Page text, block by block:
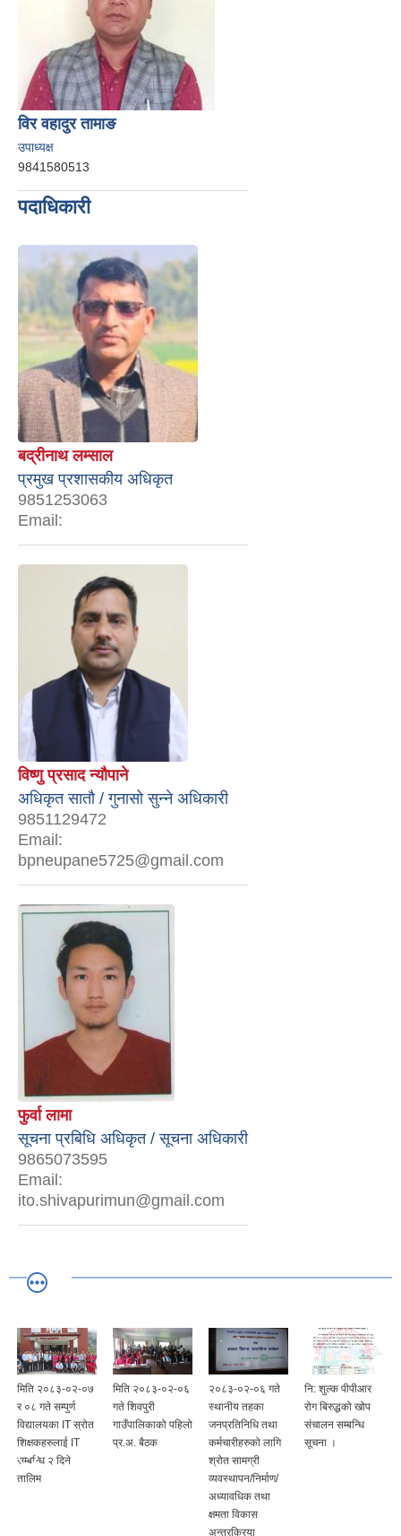
विर वहादुर तामाङ
उपाध्यक्ष
9841580513
पदाधिकारी
बद्रीनाथ लम्साल
प्रमुख प्रशासकीय अधिकृत
9851253063
Email:
विष्णु प्रसाद न्यौपाने
अधिकृत सातौ / गुनासो सुन्‍ने अधिकारी
9851129472
Email:
bpneupane5725@gmail.com
फुर्वा लामा
सूचना प्रबिधि अधिकृत / सूचना अधिकारी
9865073595
Email:
ito.shivapurimun@gmail.com
मिति २०८३-०२-०७
र ०८ गते सम्पुर्ण
विद्यालयका IT स्रोत
शिक्षकहरुलाई IT
सम्बन्धि २ दिने
तालिम
मिति २०८३-०२-०६
गते शिवपुरी
गाउँपालिकाको पहिलो
प्र.अ. बैठक
२०८३-०२-०६ गते
स्थानीय तहका
जनप्रतिनिधि तथा
कर्मचारीहरुको लागि
श्रोत सामग्री
व्यवस्थापन/निर्माण/
अध्यावधिक तथा
क्षमता विकास
अन्तरक्रिया
नि: शुल्क पीपीआर
रोग बिरुद्धको खोप
संचालन सम्बन्धि
सूचना ।